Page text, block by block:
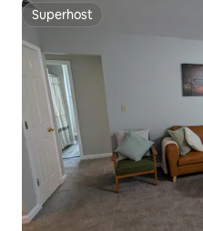
Superhost
Superhost